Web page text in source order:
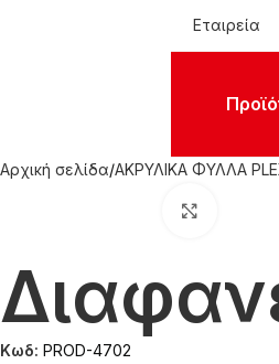
Εταιρεία
Αρχική σελίδα ΑΚΡΥΛΙΚΑ ΦΥΛΛΑ
Κωδ: PROD-4702